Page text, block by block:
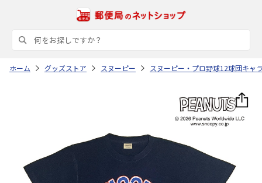
ホーム グッズストア スヌーピー スヌーピー・プロ野球12球団キャ